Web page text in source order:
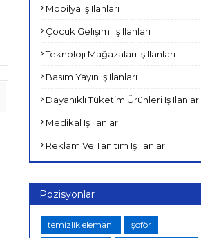
Mobilya Iş Ilanları
Çocuk Gelişimi Iş Ilanları
Teknoloji Mağazaları Iş Ilanları
Basım Yayın Iş Ilanları
Dayanıklı Tüketim Ürünleri Iş Ilanları
Medikal Iş Ilanları
Reklam Ve Tanıtım Iş Ilanları
Pozisyonlar
temizlik elemanı şoför